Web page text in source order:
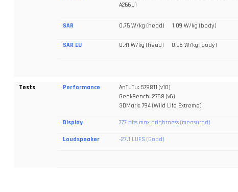
A266U1
SAR 0.75 W/kg (head) 1.09 W/kg (body)
SAR EU 0.41 W/kg (head) 0.96 W/kg (body)
Tests Performance
AnTuTu: 579811 (v10)
GeekBench: 2768 (v6)
3DMark: 794 (Wild Life Extreme)
Display 777 nits max brightness (measured)
Loudspeaker -27.1 LUFS (Good)